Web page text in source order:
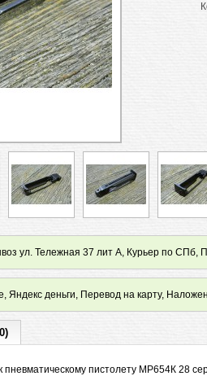
ул. Тележная 37 лит А, Курьер по СПб,
Яндекс деньги, Перевод на карту,
пневматическому пистолету МР654К 28